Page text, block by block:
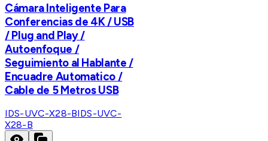
Cámara Inteligente Para
Conferencias de 4K / USB
/ Plug and Play /
Autoenfoque /
Seguimiento al Hablante /
Encuadre Automatico /
Cable de 5 Metros USB
IDS-UVC-X28-BIDS-UVC-
X28-B